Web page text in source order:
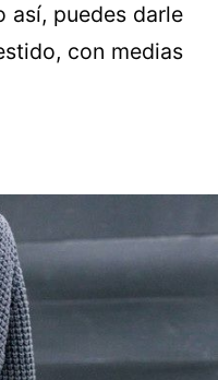
así, puedes darle
con medias